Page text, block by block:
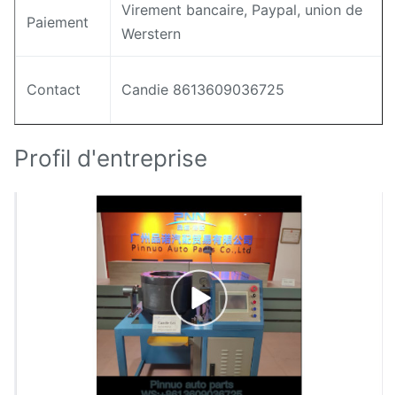
Paiement
Virement bancaire, Paypal, union de
Werstern
Contact Candie 8613609036725
Profil d'entreprise